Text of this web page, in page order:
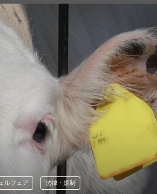
ルフェア 法律・規制